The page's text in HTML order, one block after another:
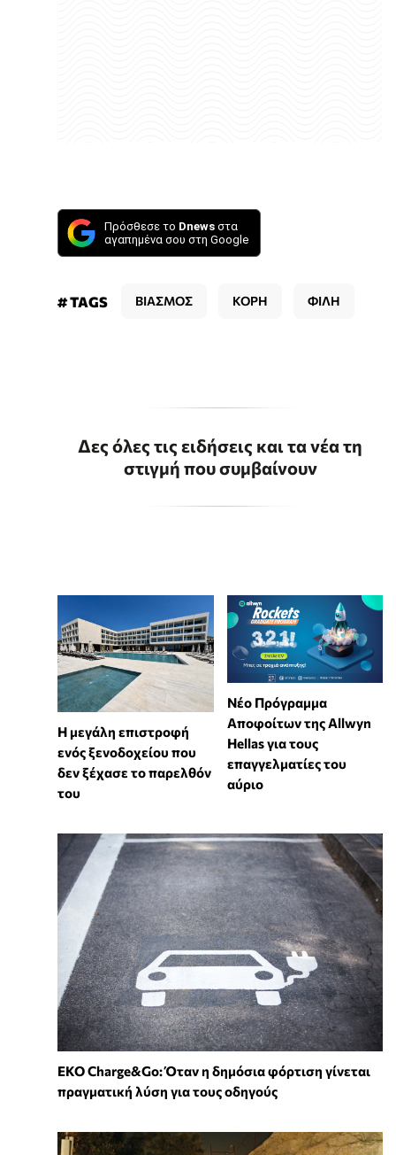
Πρόσθεσε το Dnews στα
αγαπημένα σου στη Google
# TAGS ΒΙΑΣΜΟΣ ΚΟΡΗ ΦΙΛΗ
Δες όλες τις ειδήσεις και τα νέα τη
στιγμή που συμβαίνουν
Η μεγάλη επιστροφή
ενός ξενοδοχείου που
δεν ξέχασε το παρελθόν
του
Νέο Πρόγραμμα
Αποφοίτων της Allwyn
Hellas για τους
επαγγελματίες του
αύριο
EKO Charge&Go: Όταν η δημόσια φόρτιση γίνεται
πραγματική λύση για τους οδηγούς